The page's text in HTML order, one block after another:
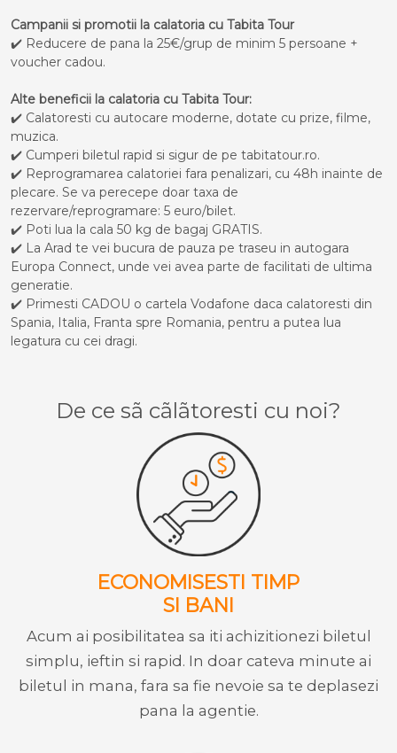
Campanii si promotii la calatoria cu Tabita Tour
✔️ Reducere de pana la 25€/grup de minim 5 persoane +
voucher cadou.
Alte beneficii la calatoria cu Tabita Tour:
✔️ Calatoresti cu autocare moderne, dotate cu prize, filme,
muzica.
✔️ Cumperi biletul rapid si sigur de pe tabitatour.ro.
✔️ Reprogramarea calatoriei fara penalizari, cu 48h inainte de
plecare. Se va perecepe doar taxa de
rezervare/reprogramare: 5 euro/bilet.
✔️ Poti lua la cala 50 kg de bagaj GRATIS.
✔️ La Arad te vei bucura de pauza pe traseu in autogara
Europa Connect, unde vei avea parte de facilitati de ultima
generatie.
✔️ Primesti CADOU o cartela Vodafone daca calatoresti din
Spania, Italia, Franta spre Romania, pentru a putea lua
legatura cu cei dragi.
De ce sã cãlãtoresti cu noi?
ECONOMISESTI TIMP
SI BANI
Acum ai posibilitatea sa iti achizitionezi biletul
simplu, ieftin si rapid. In doar cateva minute ai
biletul in mana, fara sa fie nevoie sa te deplasezi
pana la agentie.